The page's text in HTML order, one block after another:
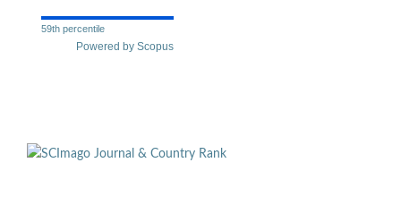
59th percentile
Powered by Scopus